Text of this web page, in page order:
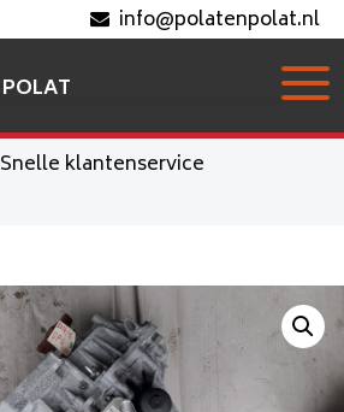
info@polatenpolat.nl
POLAT
Snelle klantenservice